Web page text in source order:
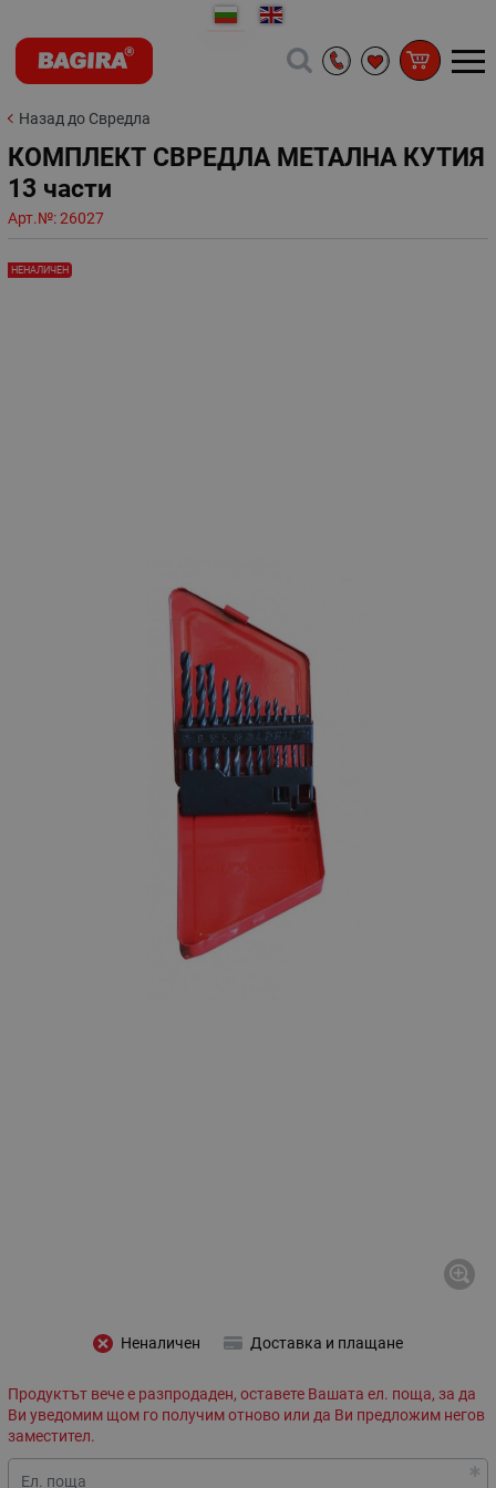
Назад до Свредла
КОМПЛЕКТ СВРЕДЛА МЕТАЛНА КУТИЯ
13 части
Арт.№:26027
НЕНАЛИЧЕН
Неналичен Доставка и плащане
Продуктът вече е разпродаден, оставете Вашата ел. поща, за да
Ви уведомим щом го получим отново или да Ви предложим негов
заместител.
Ел. поща